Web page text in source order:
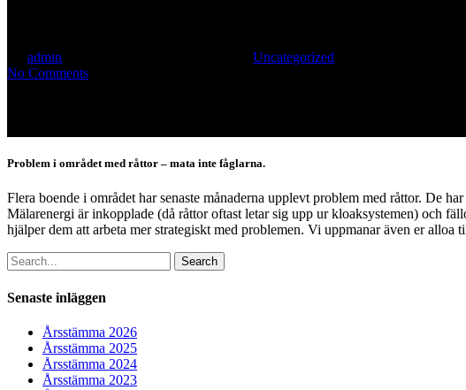
admin
Uncategorized
No Comments
Problem i området med råttor – mata inte fåglarna.
Flera boende i området har senaste månaderna upplevt problem med råttor. De
Mälarenergi är inkopplade (då råttor oftast letar sig upp ur kloaksystemen) och
hjälper dem att arbeta mer strategiskt med problemen. Vi uppmanar även er alloa
Search
Senaste inläggen
Årsstämma 2026
Årsstämma 2025
Årsstämma 2024
Årsstämma 2023